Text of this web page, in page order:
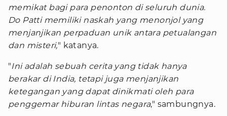
memikat bagi para penonton di seluruh dunia.
Do Patti memiliki naskah yang menonjol yang
menjanjikan perpaduan unik antara petualangan
dan misteri," katanya.
"Ini adalah sebuah cerita yang tidak hanya
berakar di India, tetapi juga menjanjikan
ketegangan yang dapat dinikmati oleh para
penggemar hiburan lintas negara," sambungnya.